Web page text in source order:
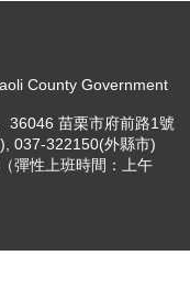
County Government
36046 苗栗市府前路1號
037-322150(外縣市)
彈性上班時間：上午